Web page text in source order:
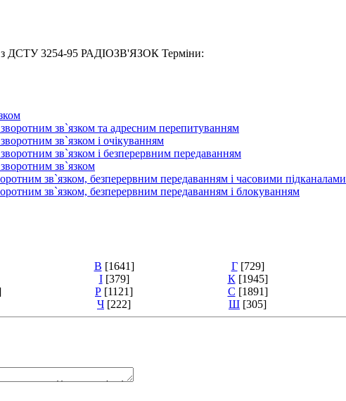
з ДСТУ 3254-95 РАДIОЗВ'ЯЗОК Терміни:
зв`язком та адресним перепитуванням
зв`язком і очікуванням
зв`язком і безперервним передаванням
зв`язком
зв`язком, безперервним передаванням і часовими підканалами
зв`язком, безперервним передаванням і блокуванням
В [1641] Г [729]
І [379] К [1945]
Р [1121] С [1891]
Ч [222] Ш [305]